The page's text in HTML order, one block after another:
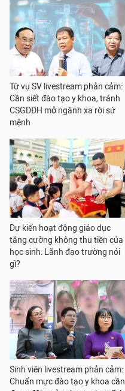
Từ vụ SV livestream phản cảm:
Cần siết đào tạo y khoa, tránh
CSGDĐH mở ngành xa rời sứ
mệnh
Dự kiến hoạt động giáo dục
tăng cường không thu tiền của
học sinh: Lãnh đạo trường nói
gì?
Sinh viên livestream phản cảm:
Chuẩn mực đào tạo y khoa cần